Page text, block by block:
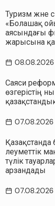
Туризм және
«Болашақ
аясындағы
жарысына
08.08.2026
Саяси
өзгерістің
07.08.2026
Қазақстанда
әлеуметтік
түлік
арзандады
07.08.2026